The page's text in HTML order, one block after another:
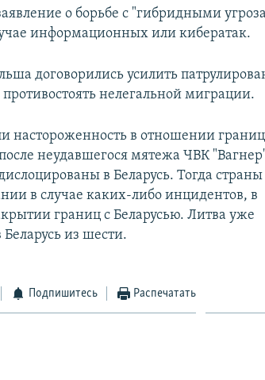
о борьбе с "гибридными
информационных или кибератак.
договорились усилить
нелегальной миграции.
настороженность в отношении
неудавшегося мятежа ЧВК
в Беларусь. Тогда страны
в случае каких-либо инцидентов, в
границ с Беларусью. Литва уже
из шести.
Подпишитесь Распечатать